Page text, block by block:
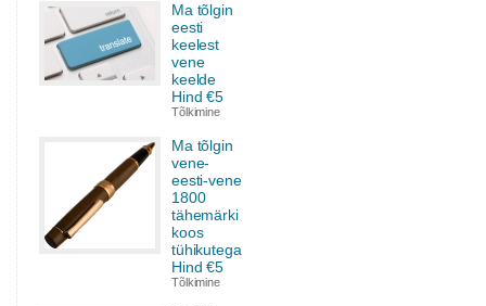
Ma tõlgin
eesti
keelest
vene
keelde
Hind €5
Tõlkimine
Ma tõlgin
vene-
eesti-vene
1800
tähemärki
koos
tühikutega
Hind €5
Tõlkimine